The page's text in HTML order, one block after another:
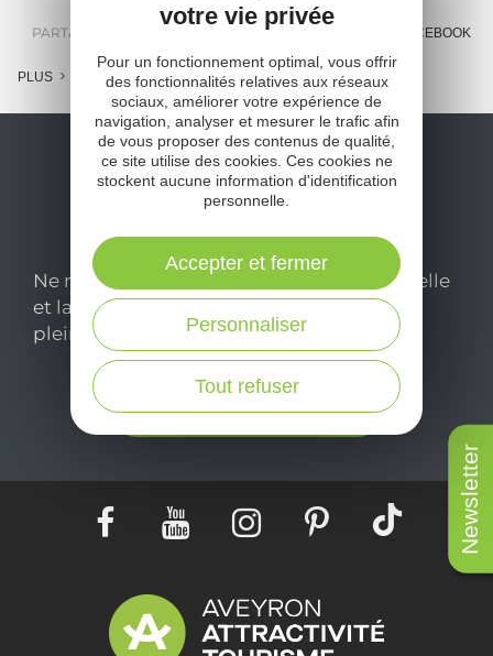
Newsletter
PARTAGER : MESSENGER FACEBOOK
PLUS
Ne manquez pas notre newsletter mensuelle
et laissez-vous inspirer pour profiter
pleinement de votre séjour en Aveyron.
Je m'abonne ici
votre vie privée
Pour un fonctionnement optimal, vous offrir
des fonctionnalités relatives aux réseaux
sociaux, améliorer votre expérience de
navigation, analyser et mesurer le trafic afin
de vous proposer des contenus de qualité,
ce site utilise des cookies. Ces cookies ne
stockent aucune information d'identification
personnelle.
Tout refuser
Personnaliser
Accepter et fermer